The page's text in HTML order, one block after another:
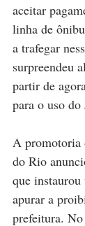
aceitar
linha de
a trafegar
surpreendeu
partir de
para o uso do
A
do Rio
que
apurar a
prefeitura.